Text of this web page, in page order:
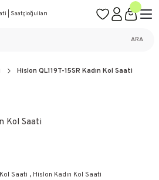
ÜRÜN GARANTİSİ
ARA
Hislon QL119T-15SR Kadın Kol Saati
Kol Saati
Saati , Hislon Kadın Kol Saati